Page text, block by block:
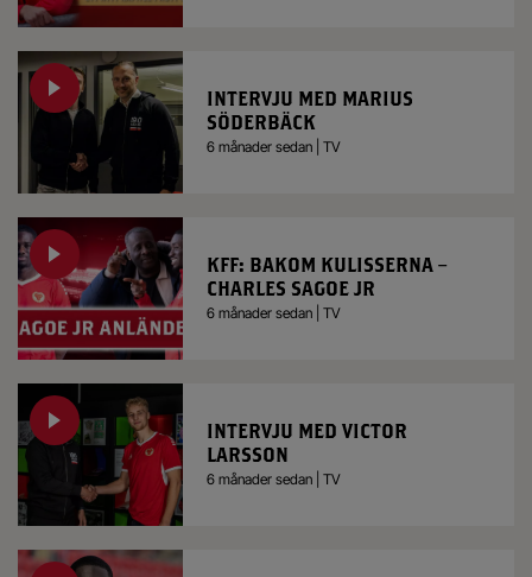
INTERVJU MED MARIUS
SÖDERBÄCK
6 månader sedan | TV
KFF: BAKOM KULISSERNA –
CHARLES SAGOE JR
6 månader sedan | TV
INTERVJU MED VICTOR
LARSSON
6 månader sedan | TV